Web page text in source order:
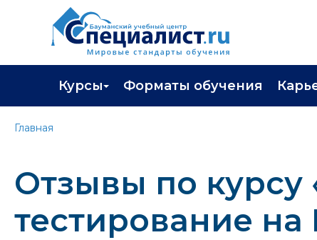
Курсы
Профессиональная переподготовка
Программа лояльности
Форматы обучения
Главная
Отзывы по курсу
тестирование на